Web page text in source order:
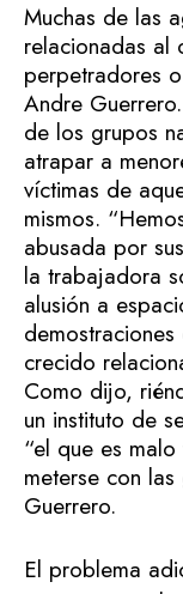
Muchas de las
relacionadas al
perpetradores
Andre
de los grupos
atrapar a
víctimas de
mismos.
abusada por
la trabajadora
alusión a
crecido
Como dijo,
un instituto de
“el que es
meterse con las
Guerrero.
El problema